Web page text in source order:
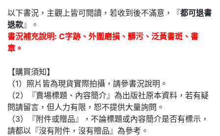
以下書況，主觀上皆可閱讀，若收到後不滿意，『都可退書
退款』。
書況補充說明: C字跡、外圍磨損、髒污、泛黃書斑、書
章。
【購買須知】
（1）照片皆為現貨實際拍攝，請參書況說明。
（2）『賣場標題、內容簡介』為出版社原本資料，若有疑
問請留言，但人力有限，恕不提供大量詢問。
（3）『附件或贈品』，不論標題或內容簡介是否有標示，
請都以『沒有附件，沒有贈品』為參考。